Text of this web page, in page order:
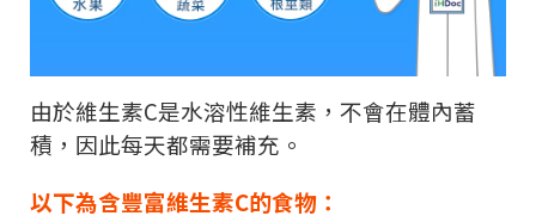
由於維生素C是水溶性維生素，不會在體內蓄
積，因此每天都需要補充。
以下為含豐富維生素C的食物：